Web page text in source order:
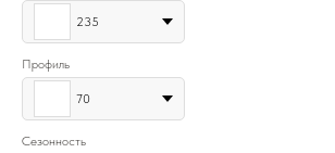
235
Профиль
70
Сезонность